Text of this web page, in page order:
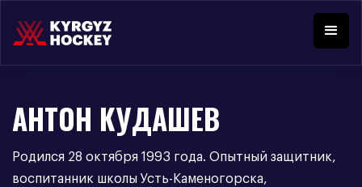
АНТОН КУДАШЕВ
Родился 28 октября 1993 года. Опытный защитник,
воспитанник школы Усть-Каменогорска,